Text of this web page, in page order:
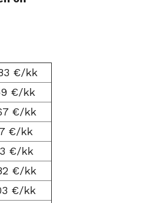
€/kk
€/kk
€/kk
€/kk
€/kk
€/kk
€/kk